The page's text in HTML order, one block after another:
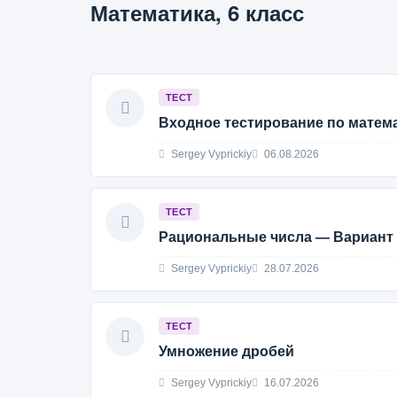
Математика, 6 класс
ТЕСТ
Входное тестирование по
Sergey Vyprickiy 06.08.2026
ТЕСТ
Рациональные числа — Вариант
Sergey Vyprickiy 28.07.2026
ТЕСТ
Умножение дробей
Sergey Vyprickiy 16.07.2026